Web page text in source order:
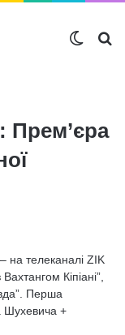
на телеканалі ZIK
Кіпіані”,
Перша
Шухевича +